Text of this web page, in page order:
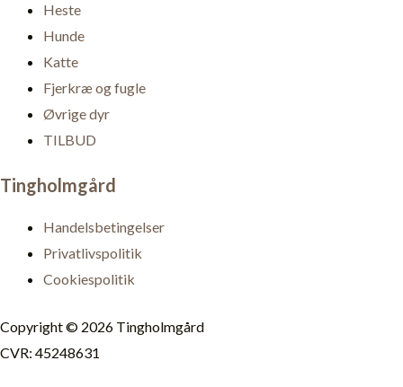
Heste
Hunde
Katte
Fjerkræ og fugle
Øvrige dyr
TILBUD
Tingholmgård
Handelsbetingelser
Privatlivspolitik
Cookiespolitik
Copyright © 2026 Tingholmgård
CVR: 45248631